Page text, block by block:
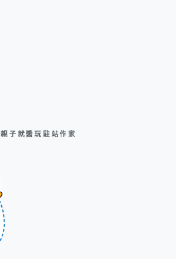
親子就醬玩駐站作家